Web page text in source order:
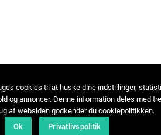
cookies til at huske dine indstillinger,
og annoncer. Denne information deles med
af websiden godkender du cookiepolitikken.
Ok
Privatlivspolitik